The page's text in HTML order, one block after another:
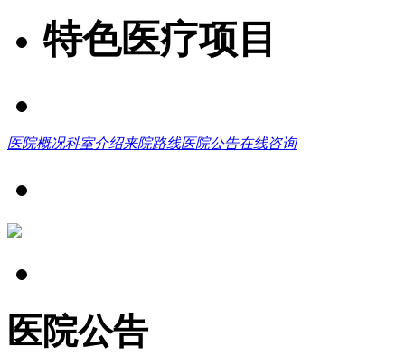
特色医疗项目
医院概况科室介绍来院路线医院公告在线咨询
医院公告